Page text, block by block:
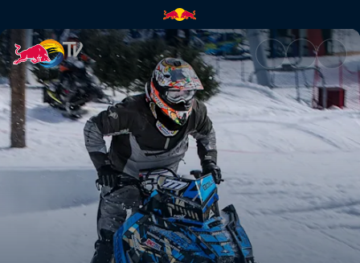
Relive the action | Red Bull